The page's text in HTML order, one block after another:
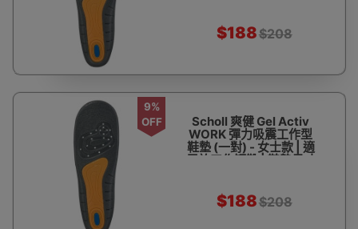
$188$208
9%
OFF
Scholl 爽健 Gel Activ
WORK 彈力吸震工作型
鞋墊 (一對) - 女士款 | 適
用於工作短靴 | 鞋墊尺寸
$188$208